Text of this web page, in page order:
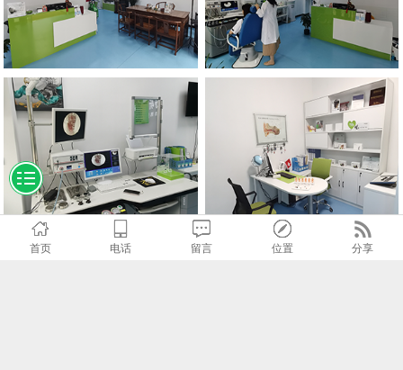
首页 电话 留言 位置 分享